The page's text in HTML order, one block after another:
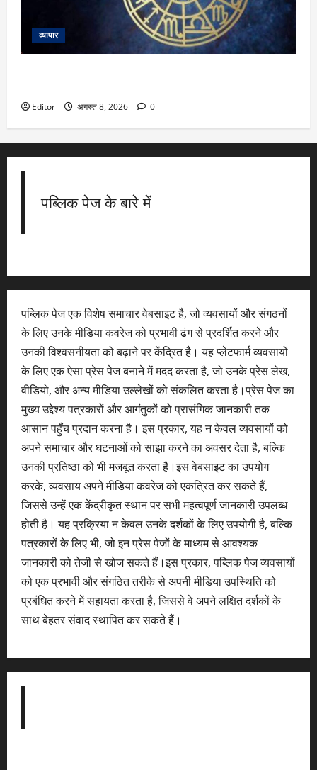
व्यापार
Editor अगस्त 8, 2026 0
पब्लिक पेज के बारे में
पब्लिक पेज एक विशेष समाचार वेबसाइट है, जो व्यवसायों और संगठनों
के लिए उनके मीडिया कवरेज को प्रभावी ढंग से प्रदर्शित करने और
उनकी विश्वसनीयता को बढ़ाने पर केंद्रित है। यह प्लेटफार्म व्यवसायों
के लिए एक ऐसा प्रेस पेज बनाने में मदद करता है, जो उनके प्रेस लेख,
वीडियो, और अन्य मीडिया उल्लेखों को संकलित करता है।प्रेस पेज का
मुख्य उद्देश्य पत्रकारों और आगंतुकों को प्रासंगिक जानकारी तक
आसान पहुँच प्रदान करना है। इस प्रकार, यह न केवल व्यवसायों को
अपने समाचार और घटनाओं को साझा करने का अवसर देता है, बल्कि
उनकी प्रतिष्ठा को भी मजबूत करता है।इस वेबसाइट का उपयोग
करके, व्यवसाय अपने मीडिया कवरेज को एकत्रित कर सकते हैं,
जिससे उन्हें एक केंद्रीकृत स्थान पर सभी महत्वपूर्ण जानकारी उपलब्ध
होती है। यह प्रक्रिया न केवल उनके दर्शकों के लिए उपयोगी है, बल्कि
पत्रकारों के लिए भी, जो इन प्रेस पेजों के माध्यम से आवश्यक
जानकारी को तेजी से खोज सकते हैं।इस प्रकार, पब्लिक पेज व्यवसायों
को एक प्रभावी और संगठित तरीके से अपनी मीडिया उपस्थिति को
प्रबंधित करने में सहायता करता है, जिससे वे अपने लक्षित दर्शकों के
साथ बेहतर संवाद स्थापित कर सकते हैं।